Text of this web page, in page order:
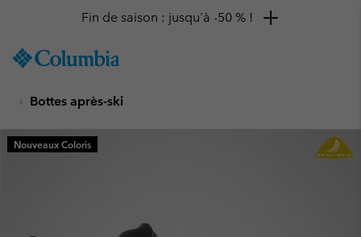
TO
SKIP
MAIN
NAV
Fin de saison : jusqu'à -50 % !
Bottes après-ski
Nouveaux Coloris